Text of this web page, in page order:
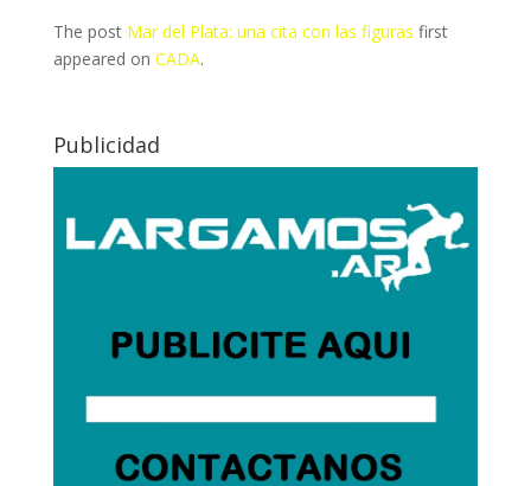
The post Mar del Plata: una cita con las figuras first
appeared on CADA.
Publicidad